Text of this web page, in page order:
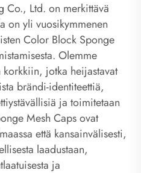
Co., Ltd. on merkittävä
on yli vuosikymmenen
Color Block Sponge
Olemme
jotka heijastavat
brändi-identiteettiä,
ja toimitetaan
Mesh Caps ovat
että kansainvälisesti,
laadustaan,
ja